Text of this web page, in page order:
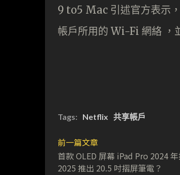
9 to5 Mac 引述官方表示
帳戶所用的 Wi-Fi 網絡 ，
Tags: Netflix 共享帳戶
前一篇文章
首款 OLED 屏幕 iPad Pro 2024
2025 推出 20.5 吋摺屏筆電？